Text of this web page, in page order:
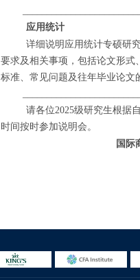
应用统计
详细说明应用统计专硕研
要求及相关事项，包括论文形式
标准、常见问题及往年毕业论文
请各位2025级研究生根据
时间按时参加说明会。
国际